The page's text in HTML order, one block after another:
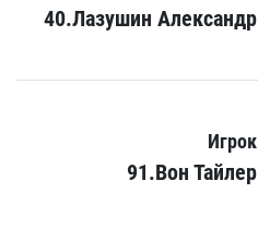
40.Лазушин Александр
Игрок
91.Вон Тайлер